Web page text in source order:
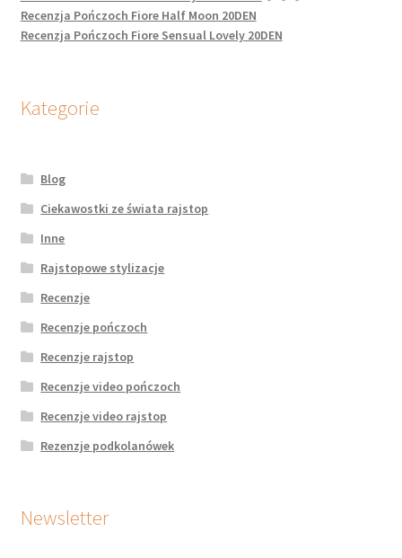
Recenzja Pończoch Fiore Half Moon 20DEN
Recenzja Pończoch Fiore Sensual Lovely 20DEN
Kategorie
Blog
Ciekawostki ze świata rajstop
Inne
Rajstopowe stylizacje
Recenzje
Recenzje pończoch
Recenzje rajstop
Recenzje video pończoch
Recenzje video rajstop
Rezenzje podkolanówek
Newsletter